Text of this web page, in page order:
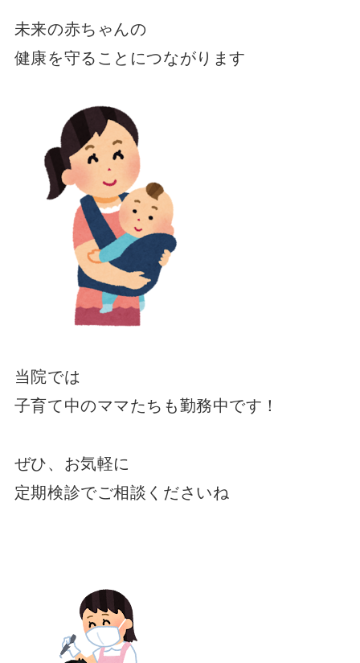
未来の赤ちゃんの
健康を守ることにつながります
当院では
子育て中のママたちも勤務中です！
ぜひ、お気軽に
定期検診でご相談くださいね